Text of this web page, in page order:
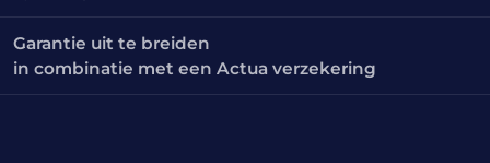
Garantie uit te breiden
in combinatie met een Actua verzekering